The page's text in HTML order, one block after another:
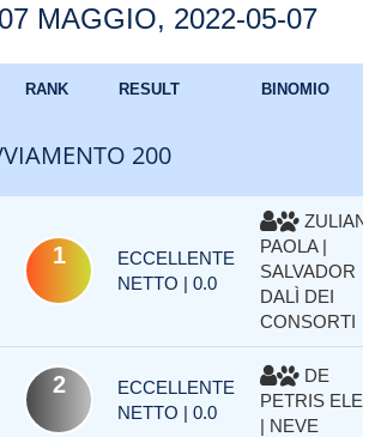
MAGGIO, 2022-05-07
RANK RESULT BINOMIO
200
1
ECCELLENTE
NETTO | 0.0
ZULIAN
PAOLA |
SALVADOR
DALÌ DEI
CONSORTI
2
ECCELLENTE
NETTO | 0.0
DE
PETRIS
| NEVE